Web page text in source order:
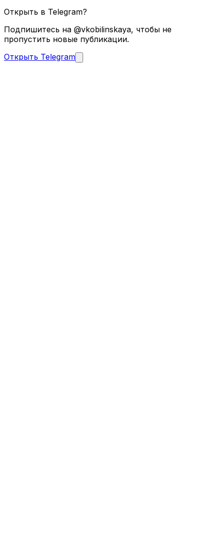
Открыть в Telegram?
Подпишитесь на @vkobilinskaya, чтобы не
пропустить новые публикации.
Открыть Telegram